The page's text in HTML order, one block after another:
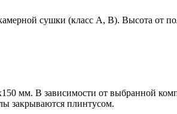
сушки (класс A, B). Высота от
мм. В зависимости от выбранной
закрываются плинтусом.